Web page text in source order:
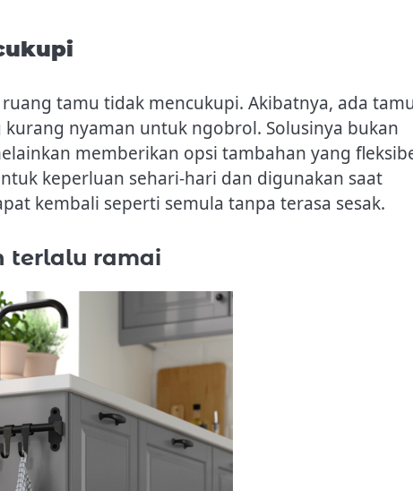
tamu tidak mencukupi. Akibatnya, ada
nyaman untuk ngobrol. Solusinya bukan
memberikan opsi tambahan yang
keperluan sehari-hari dan digunakan saat
kembali seperti semula tanpa terasa sesak.
terlalu ramai